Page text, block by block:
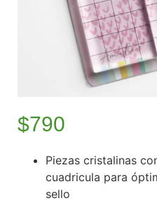
$790
Piezas cristalinas
cuadricula para
sello